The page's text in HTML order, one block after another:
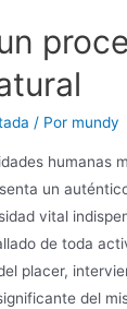
/ Por mundy
humanas
un
vital
de toda
placer,
del